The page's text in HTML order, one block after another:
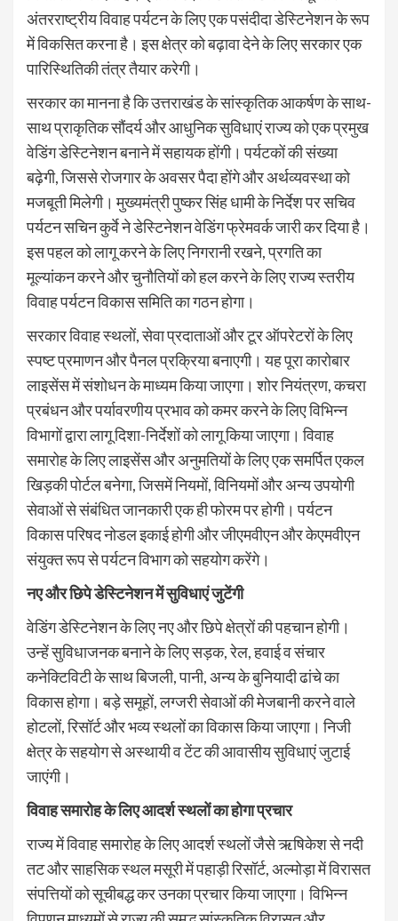
अंतरराष्ट्रीय विवाह पर्यटन के लिए एक पसंदीदा डेस्टिनेशन के रूप
में विकसित करना है। इस क्षेत्र को बढ़ावा देने के लिए सरकार एक
पारिस्थितिकी तंत्र तैयार करेगी।
सरकार का मानना है कि उत्तराखंड के सांस्कृतिक आकर्षण के साथ-
साथ प्राकृतिक सौंदर्य और आधुनिक सुविधाएं राज्य को एक प्रमुख
वेडिंग डेस्टिनेशन बनाने में सहायक होंगी। पर्यटकों की संख्या
बढ़ेगी, जिससे रोजगार के अवसर पैदा होंगे और अर्थव्यवस्था को
मजबूती मिलेगी। मुख्यमंत्री पुष्कर सिंह धामी के निर्देश पर सचिव
पर्यटन सचिन कुर्वे ने डेस्टिनेशन वेडिंग फ्रेमवर्क जारी कर दिया है।
इस पहल को लागू करने के लिए निगरानी रखने, प्रगति का
मूल्यांकन करने और चुनौतियों को हल करने के लिए राज्य स्तरीय
विवाह पर्यटन विकास समिति का गठन होगा।
सरकार विवाह स्थलों, सेवा प्रदाताओं और टूर ऑपरेटरों के लिए
स्पष्ट प्रमाणन और पैनल प्रक्रिया बनाएगी। यह पूरा कारोबार
लाइसेंस में संशोधन के माध्यम किया जाएगा। शोर नियंत्रण, कचरा
प्रबंधन और पर्यावरणीय प्रभाव को कमर करने के लिए विभिन्न
विभागों द्वारा लागू दिशा-निर्देशों को लागू किया जाएगा। विवाह
समारोह के लिए लाइसेंस और अनुमतियों के लिए एक समर्पित एकल
खिड़की पोर्टल बनेगा, जिसमें नियमों, विनियमों और अन्य उपयोगी
सेवाओं से संबंधित जानकारी एक ही फोरम पर होगी। पर्यटन
विकास परिषद नोडल इकाई होगी और जीएमवीएन और केएमवीएन
संयुक्त रूप से पर्यटन विभाग को सहयोग करेंगे।
नए और छिपे डेस्टिनेशन में सुविधाएं जुटेंगी
वेडिंग डेस्टिनेशन के लिए नए और छिपे क्षेत्रों की पहचान होगी।
उन्हें सुविधाजनक बनाने के लिए सड़क, रेल, हवाई व संचार
कनेक्टिविटी के साथ बिजली, पानी, अन्य के बुनियादी ढांचे का
विकास होगा। बड़े समूहों, लग्जरी सेवाओं की मेजबानी करने वाले
होटलों, रिसॉर्ट और भव्य स्थलों का विकास किया जाएगा। निजी
क्षेत्र के सहयोग से अस्थायी व टेंट की आवासीय सुविधाएं जुटाई
जाएंगी।
विवाह समारोह के लिए आदर्श स्थलों का होगा प्रचार
राज्य में विवाह समारोह के लिए आदर्श स्थलों जैसे ऋषिकेश से नदी
तट और साहसिक स्थल मसूरी में पहाड़ी रिसॉर्ट, अल्मोड़ा में विरासत
संपत्तियों को सूचीबद्ध कर उनका प्रचार किया जाएगा। विभिन्न